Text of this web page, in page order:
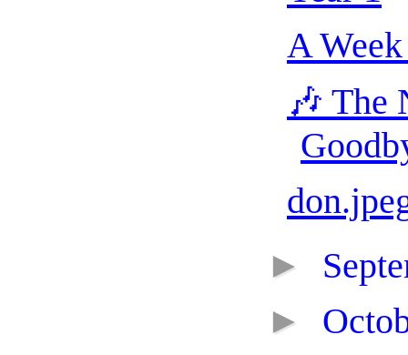
A
🎶 The
►
►